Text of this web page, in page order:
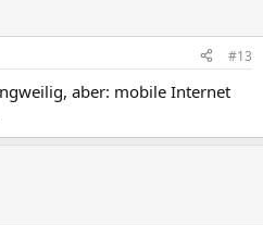
#13
aber: mobile Internet